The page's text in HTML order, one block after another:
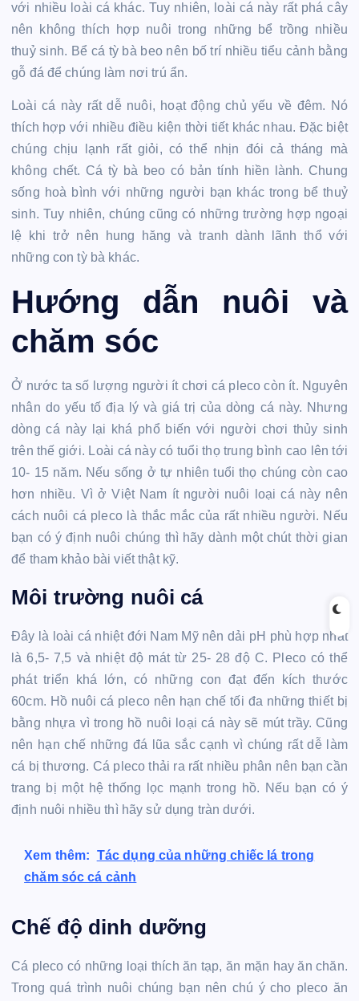
với nhiều loài cá khác. Tuy nhiên, loài cá này rất phá cây
nên không thích hợp nuôi trong những bể trồng nhiều
thuỷ sinh. Bể cá tỳ bà beo nên bố trí nhiều tiểu cảnh bằng
gỗ đá để chúng làm nơi trú ẩn.
Loài cá này rất dễ nuôi, hoạt động chủ yếu về đêm. Nó
thích hợp với nhiều điều kiện thời tiết khác nhau. Đặc biệt
chúng chịu lạnh rất giỏi, có thể nhịn đói cả tháng mà
không chết. Cá tỳ bà beo có bản tính hiền lành. Chung
sống hoà bình với những người bạn khác trong bể thuỷ
sinh. Tuy nhiên, chúng cũng có những trường hợp ngoại
lệ khi trở nên hung hăng và tranh dành lãnh thổ với
những con tỳ bà khác.
Hướng dẫn nuôi và
chăm sóc
Ở nước ta số lượng người ít chơi cá pleco còn ít. Nguyên
nhân do yếu tố địa lý và giá trị của dòng cá này. Nhưng
dòng cá này lại khá phổ biến với người chơi thủy sinh
trên thế giới. Loài cá này có tuổi thọ trung bình cao lên tới
10- 15 năm. Nếu sống ở tự nhiên tuổi thọ chúng còn cao
hơn nhiều. Vì ở Việt Nam ít người nuôi loại cá này nên
cách nuôi cá pleco là thắc mắc của rất nhiều người. Nếu
bạn có ý định nuôi chúng thì hãy dành một chút thời gian
để tham khảo bài viết thật kỹ.
Môi trường nuôi cá
Đây là loài cá nhiệt đới Nam Mỹ nên dải pH phù hợp nhất
là 6,5- 7,5 và nhiệt độ mát từ 25- 28 độ C. Pleco có thể
phát triển khá lớn, có những con đạt đến kích thước
60cm. Hồ nuôi cá pleco nên hạn chế tối đa những thiết bị
bằng nhựa vì trong hồ nuôi loại cá này sẽ mút trầy. Cũng
nên hạn chế những đá lũa sắc cạnh vì chúng rất dễ làm
cá bị thương. Cá pleco thải ra rất nhiều phân nên bạn cần
trang bị một hệ thống lọc mạnh trong hồ. Nếu bạn có ý
định nuôi nhiều thì hãy sử dụng tràn dưới.
Xem thêm: Tác dụng của những chiếc lá trong
chăm sóc cá cảnh
Chế độ dinh dưỡng
Cá pleco có những loại thích ăn tạp, ăn mặn hay ăn chăn.
Trong quá trình nuôi chúng bạn nên chú ý cho pleco ăn